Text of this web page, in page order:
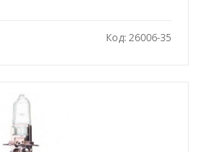
Код: 26006-35